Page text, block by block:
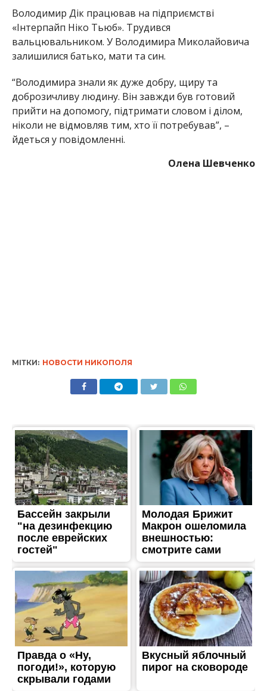
Володимир Дік працював на підприємстві
«Інтерпайп Ніко Тьюб». Трудився
вальцювальником. У Володимира Миколайовича
залишилися батько, мати та син.
“Володимира знали як дуже добру, щиру та
доброзичливу людину. Він завжди був готовий
прийти на допомогу, підтримати словом і ділом,
ніколи не відмовляв тим, хто її потребував”, –
йдеться у повідомленні.
Олена Шевченко
МІТКИ: НОВОСТИ НИКОПОЛЯ